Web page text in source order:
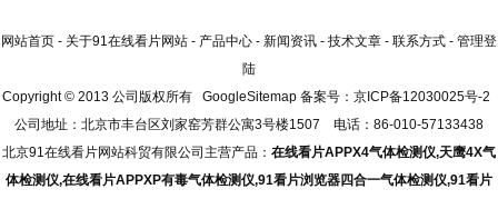
网站首页 - 关于91在线看片网站 - 产品中心 - 新闻资讯 - 技术文章 - 联系方式 - 管理登
陆
Copyright © 2013 公司版权所有 GoogleSitemap备案号： 京ICP备12030025号-2
公司地址：北京市丰台区刘家窑芳群公寓3号楼1507 电话：86-010-57133438
北京91在线看片网站科贸有限公司主营产品： 在线看片APPX4气体检测仪,天鹰4X气
体检测仪,在线看片APPXP有毒气体检测仪,91看片浏览器四合一气体检测仪,91看片